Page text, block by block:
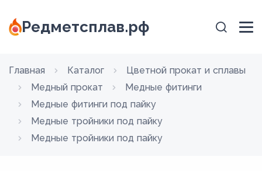
Редметсплав.рф
Главная Каталог
Цветной прокат и сплавы
Медный прокат
Медные фитинги
Медные фитинги под пайку
Медные тройники под пайку
Медные тройники под пайку